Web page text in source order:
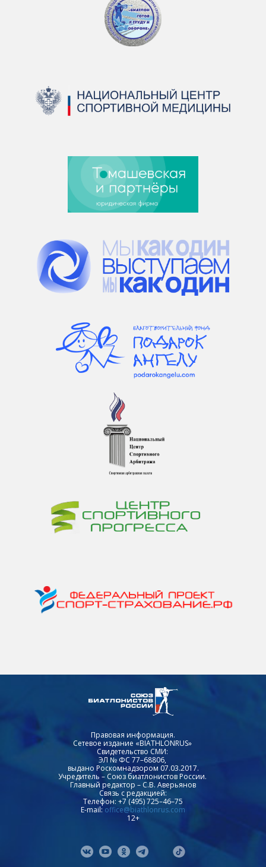
Правовая информация.
Сетевое издание «BIATHLONRUS»
Свидетельство СМИ:
ЭЛ № ФС 77–68806,
выдано Роскомнадзором 07.03.2017.
Учредитель – Союз биатлонистов России.
Главный редактор – С.В. Аверьянов
Связь с редакцией:
Телефон: +7 (495) 725–46–75
E-mail: office@biathlonrus.com
12+